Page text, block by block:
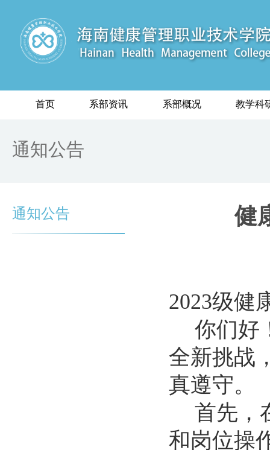
首页 系部资讯 系部概况 教学科
通知公告
通知公告 健
2023级健
你们好
全新挑战
真遵守。
首先，
和岗位操